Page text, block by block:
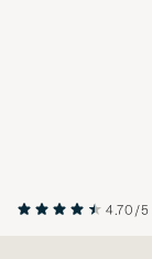
4.70/5